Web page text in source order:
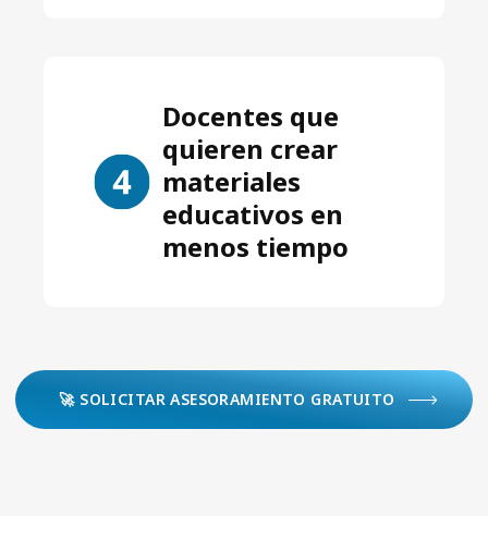
Docentes que
quieren crear
materiales
educativos en
menos tiempo
🚀 SOLICITAR ASESORAMIENTO GRATUITO